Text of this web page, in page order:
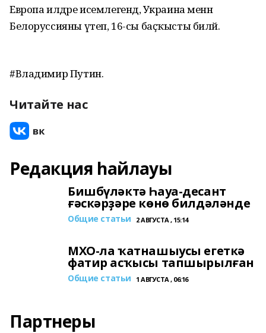
Европа илдәре исемлегендә, Украина менән
Белоруссияны үтеп, 16-сы баҫҡысты биләй.
#Владимир Путин.
Читайте нас
Редакция һайлауы
Бишбүләктә Һауа-десант
ғәскәрҙәре көнө билдәләнде
Общие статьи 2 АВГУСТА , 15:14
МХО-ла ҡатнашыусы егеткә
фатир асҡысы тапшырылған
Общие статьи 1 АВГУСТА , 06:16
Партнеры